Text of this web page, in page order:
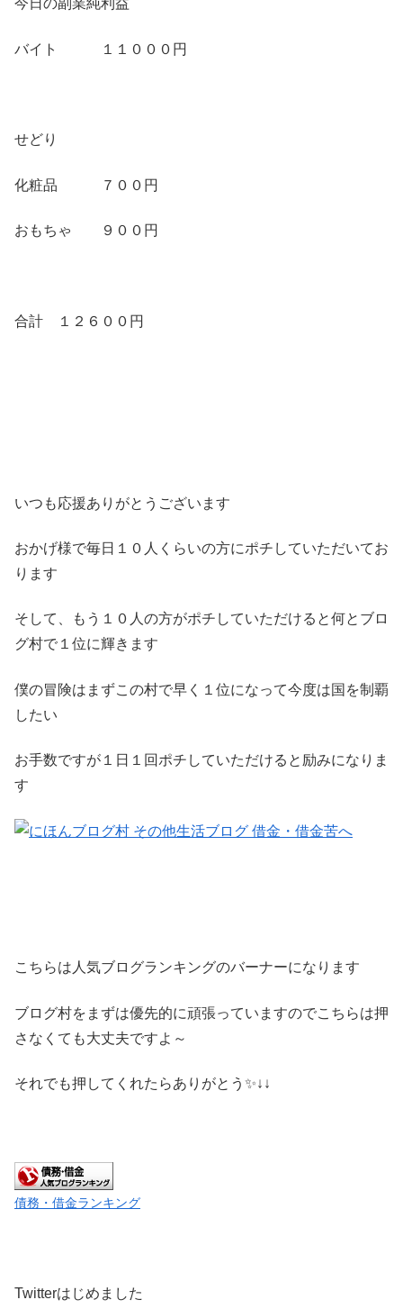
今日の副業純利益
バイト １１０００円
せどり
化粧品 ７００円
おもちゃ ９００円
合計 １２６００円
いつも応援ありがとうございます
おかげ様で毎日１０人くらいの方にポチしていただいてお
ります
そして、もう１０人の方がポチしていただけると何とブロ
グ村で１位に輝きます
僕の冒険はまずこの村で早く１位になって今度は国を制覇
したい
お手数ですが１日１回ポチしていただけると励みになりま
す
こちらは人気ブログランキングのバーナーになります
ブログ村をまずは優先的に頑張っていますのでこちらは押
さなくても大丈夫ですよ～
それでも押してくれたらありがとう✨↓↓
債務・借金ランキング
Twitterはじめました